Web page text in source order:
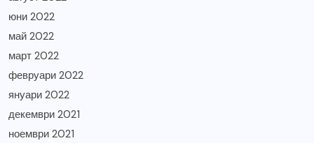
юни 2022
май 2022
март 2022
февруари 2022
януари 2022
декември 2021
ноември 2021